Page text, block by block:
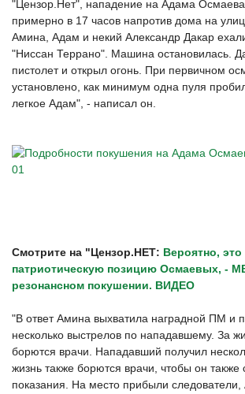
"Цензор.Нет", нападение на Адама
примерно в 17 часов напротив дома на
Амина, Адам и некий Александр Дакар
"Ниссан Террано". Машина остановилась.
пистолет и открыл огонь. При первичном
установлено, как минимум одна пуля
легкое Адам", - написал он.
Смотрите на "Цензор.НЕТ: Вероятно,
патриотическую позицию Осмаевых, -
резонансном покушении. ВИДЕО
"В ответ Амина выхватила наградной ПМ и
несколько выстрелов по нападавшему. За
борются врачи. Нападавший получил
жизнь также борются врачи, чтобы он также
показания. На место прибыли